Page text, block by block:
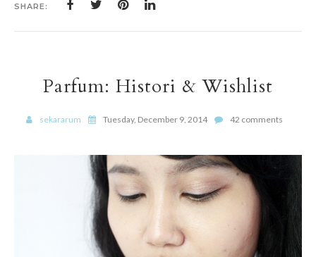
SHARE:
Parfum: Histori & Wishlist
sekararum Tuesday, December 9, 2014 42 comments